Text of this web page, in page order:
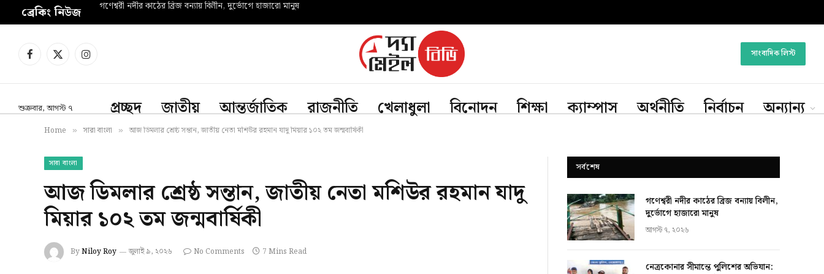
ব্রেকিং নিউজ গণেশ্বরী নদীর কাঠের ব্রিজ বন্যায় বিলীন, দুর্ভোগে হাজারো মানুষ
Facebook
X
Instagram সাংবাদিক লিস্ট
শুক্রবার, আগস্ট ৭ প্রচ্ছদ জাতীয় আন্তর্জাতিক রাজনীতি খেলাধুলা বিনোদন শিক্ষা ক্যাম্পাস অর্থনীতি নির্বাচন অন্যান্য
Home » সারা বাংলা » আজ ডিমলার শ্রেষ্ঠ সন্তান, জাতীয় নেতা মশিউর রহমান যাদু মিয়ার ১০২ তম জন্মবার্ষিকী
সারা বাংলা
আজ ডিমলার শ্রেষ্ঠ সন্তান, জাতীয় নেতা মশিউর রহমান যাদু
মিয়ার ১০২ তম জন্মবার্ষিকী
ByNiloy Roy জুলাই ৯, ২০২৬ No Comments 7 Mins Read
সর্বশেষ
গণেশ্বরী নদীর কাঠের ব্রিজ বন্যায় বিলীন,
দুর্ভোগে হাজারো মানুষ
আগস্ট ৭, ২০২৬
নেত্রকোনার সীমান্তে পুলিশের অভিযান: